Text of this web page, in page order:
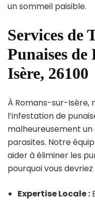
un sommeil paisible.
Services de
Punaises
Isère, 26100
À Romans-sur-Isère,
l’infestation de
malheureusement
parasites. Notre
aider à éliminer les
pourquoi vous
Expertise Locale :